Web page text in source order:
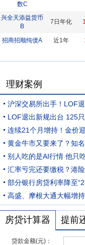
数C
兴全天添益货币
B
7日年化
招商招顺纯债A 近1年
理财案例
房贷计算器 提前
贷款金额(元)：